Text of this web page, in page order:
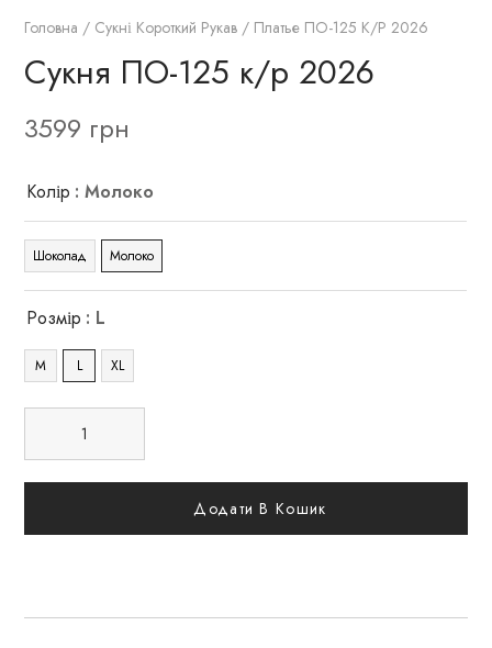
Головна / Сукні Короткий Рукав / Платье ПО-125 К/р 2026
Сукня ПО-125 к/р 2026
3599 грн
Колір : Молоко
Шоколад Молоко
Розмір : L
M L XL
Додати В Кошик